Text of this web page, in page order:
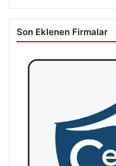
Son Eklenen Firmalar